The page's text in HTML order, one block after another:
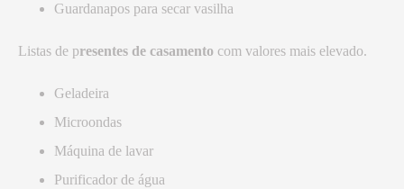
Guardanapos para secar vasilha
Listas de presentes de casamento com valores mais elevado.
Geladeira
Microondas
Máquina de lavar
Purificador de água